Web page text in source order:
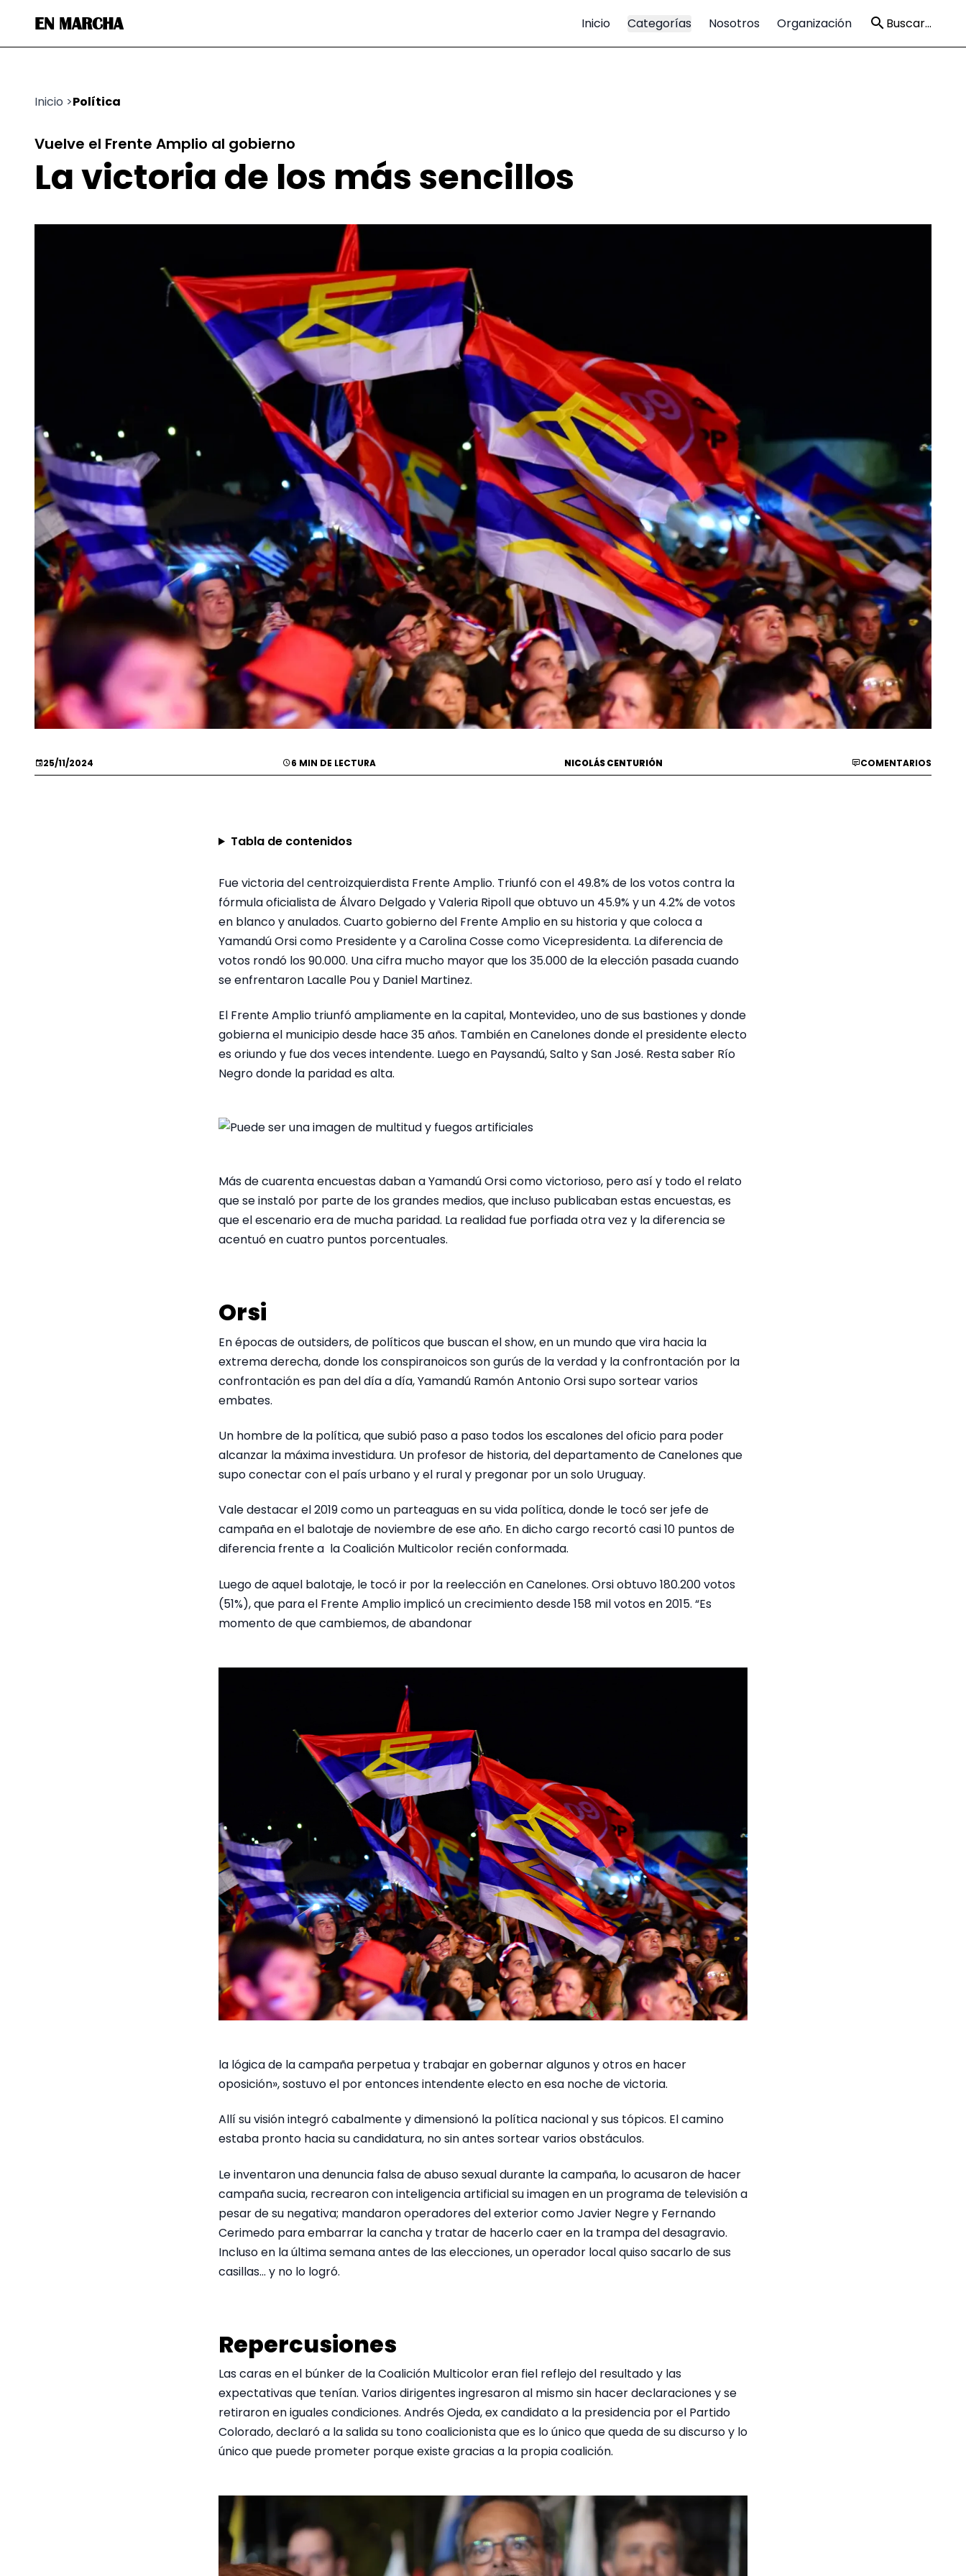
EN MARCHA Inicio Categorías Nosotros Organización Buscar...
Inicio >Política
Vuelve el Frente Amplio al gobierno
La victoria de los más sencillos
25/11/2024 6 MIN DE LECTURA NICOLÁS CENTURIÓN COMENTARIOS
Tabla de contenidos
Fue victoria del centroizquierdista Frente Amplio. Triunfó con el 49.8% de los votos contra la
fórmula oficialista de Álvaro Delgado y Valeria Ripoll que obtuvo un 45.9% y un 4.2% de votos
en blanco y anulados. Cuarto gobierno del Frente Amplio en su historia y que coloca a
Yamandú Orsi como Presidente y a Carolina Cosse como Vicepresidenta. La diferencia de
votos rondó los 90.000. Una cifra mucho mayor que los 35.000 de la elección pasada cuando
se enfrentaron Lacalle Pou y Daniel Martinez.
El Frente Amplio triunfó ampliamente en la capital, Montevideo, uno de sus bastiones y donde
gobierna el municipio desde hace 35 años. También en Canelones donde el presidente electo
es oriundo y fue dos veces intendente. Luego en Paysandú, Salto y San José. Resta saber Río
Negro donde la paridad es alta.
Más de cuarenta encuestas daban a Yamandú Orsi como victorioso, pero así y todo el relato
que se instaló por parte de los grandes medios, que incluso publicaban estas encuestas, es
que el escenario era de mucha paridad. La realidad fue porfiada otra vez y la diferencia se
acentuó en cuatro puntos porcentuales.
Orsi
En épocas de outsiders, de políticos que buscan el show, en un mundo que vira hacia la
extrema derecha, donde los conspiranoicos son gurús de la verdad y la confrontación por la
confrontación es pan del día a día, Yamandú Ramón Antonio Orsi supo sortear varios
embates.
Un hombre de la política, que subió paso a paso todos los escalones del oficio para poder
alcanzar la máxima investidura. Un profesor de historia, del departamento de Canelones que
supo conectar con el país urbano y el rural y pregonar por un solo Uruguay.
Vale destacar el 2019 como un parteaguas en su vida política, donde le tocó ser jefe de
campaña en el balotaje de noviembre de ese año. En dicho cargo recortó casi 10 puntos de
diferencia frente a la Coalición Multicolor recién conformada.
Luego de aquel balotaje, le tocó ir por la reelección en Canelones. Orsi obtuvo 180.200 votos
(51%), que para el Frente Amplio implicó un crecimiento desde 158 mil votos en 2015. “Es
momento de que cambiemos, de abandonar
la lógica de la campaña perpetua y trabajar en gobernar algunos y otros en hacer
oposición», sostuvo el por entonces intendente electo en esa noche de victoria.
Allí su visión integró cabalmente y dimensionó la política nacional y sus tópicos. El camino
estaba pronto hacia su candidatura, no sin antes sortear varios obstáculos.
Le inventaron una denuncia falsa de abuso sexual durante la campaña, lo acusaron de hacer
campaña sucia, recrearon con inteligencia artificial su imagen en un programa de televisión a
pesar de su negativa; mandaron operadores del exterior como Javier Negre y Fernando
Cerimedo para embarrar la cancha y tratar de hacerlo caer en la trampa del desagravio.
Incluso en la última semana antes de las elecciones, un operador local quiso sacarlo de sus
casillas… y no lo logró.
Repercusiones
Las caras en el búnker de la Coalición Multicolor eran fiel reflejo del resultado y las
expectativas que tenían. Varios dirigentes ingresaron al mismo sin hacer declaraciones y se
retiraron en iguales condiciones. Andrés Ojeda, ex candidato a la presidencia por el Partido
Colorado, declaró a la salida su tono coalicionista que es lo único que queda de su discurso y lo
único que puede prometer porque existe gracias a la propia coalición.